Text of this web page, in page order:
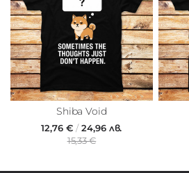
Shiba Void
12,76 € /24,96 лв.
15,33 €